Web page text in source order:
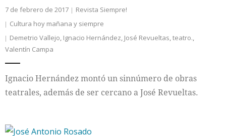
7 de febrero de 2017
Revista Siempre!
Cultura hoy mañana y siempre
Demetrio Vallejo, Ignacio Hernández, José Revueltas,teatro.,
Valentín Campa
Ignacio Hernández montó un sinnúmero de obras
teatrales, además de ser cercano a José Revueltas.